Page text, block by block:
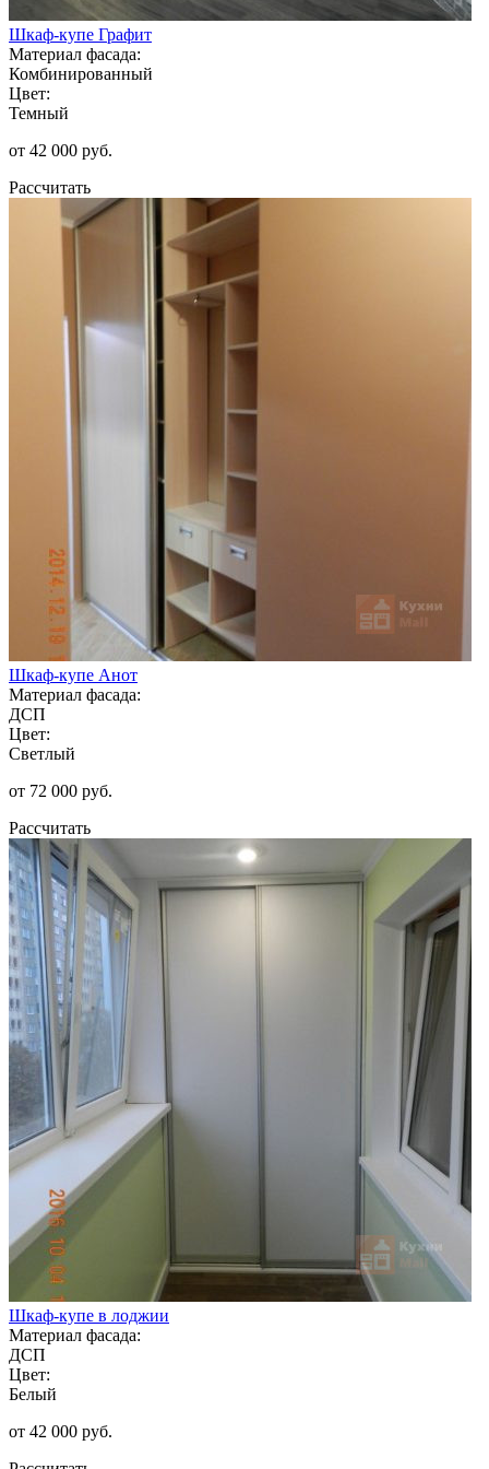
Шкаф-купе Графит
Материал фасада:
Комбинированный
Цвет:
Темный
от 42 000 руб.
Рассчитать
Шкаф-купе Анот
Материал фасада:
ДСП
Цвет:
Светлый
от 72 000 руб.
Рассчитать
Шкаф-купе в лоджии
Материал фасада:
ДСП
Цвет:
Белый
от 42 000 руб.